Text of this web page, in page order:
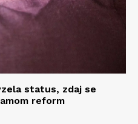
status, zdaj se
reform